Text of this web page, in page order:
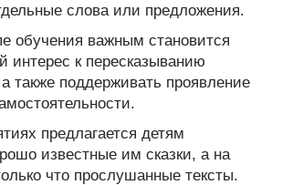
слова или предложения.
обучения важным становится
интерес к пересказыванию
также поддерживать проявление
предлагается детям
известные им сказки, а на
что прослушанные тексты.